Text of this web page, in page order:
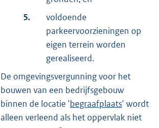
5.
voldoende
parkeervoorzieningen op
eigen terrein worden
gerealiseerd.
De omgevingsvergunning voor het
bouwen van een bedrijfsgebouw
binnen de locatie 'begraafplaats' wordt
alleen verleend als het oppervlak niet